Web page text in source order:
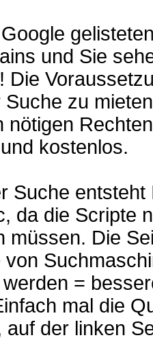
und Sie
Die
zu
nötigen
kostenlos.
Suche entsteht
da die Scripte
müssen. Die
=
mal die
der linken